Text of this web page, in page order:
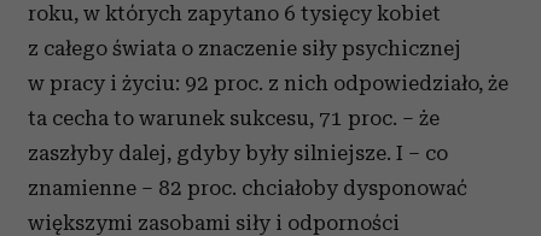
roku, w których zapytano 6 tysięcy kobiet
z całego świata o znaczenie siły psychicznej
w pracy i życiu: 92 proc. z nich odpowiedziało, że
ta cecha to warunek sukcesu, 71 proc. – że
zaszłyby dalej, gdyby były silniejsze. I – co
znamienne – 82 proc. chciałoby dysponować
większymi zasobami siły i odporności